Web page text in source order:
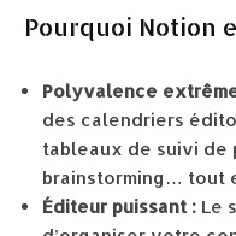
Pourquoi Notion
Polyvalence
des calendriers
tableaux de suivi de
brainstorming… tout
Éditeur puissant : Le